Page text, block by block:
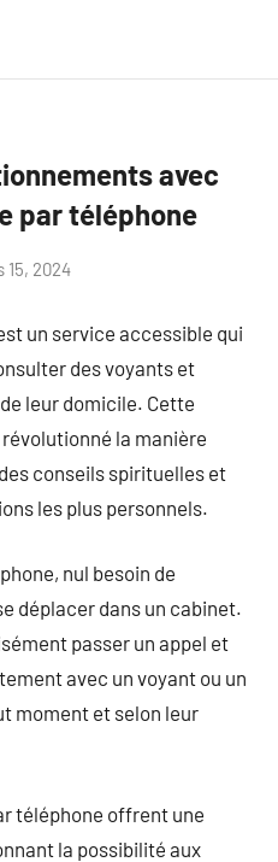
avec
par téléphone
15, 2024
un service accessible qui
des voyants et
leur domicile. Cette
la manière
conseils spirituelles et
les plus personnels.
nul besoin de
déplacer dans un cabinet.
passer un appel et
avec un voyant ou un
moment et selon leur
téléphone offrent une
la possibilité aux